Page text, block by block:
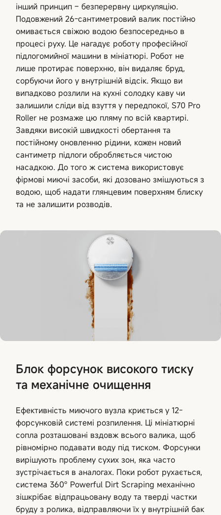
інший принцип – безперервну циркуляцію.
Подовжений 26-сантиметровий валик постійно
омивається свіжою водою безпосередньо в
процесі руху. Це нагадує роботу професійної
підлогомийної машини в мініатюрі. Робот не
лише протирає поверхню, він видаляє бруд,
сорбуючи його у внутрішній відсік. Якщо ви
випадково розлили на кухні солодку каву чи
залишили сліди від взуття у передпокої, S70 Pro
Roller не розмаже цю пляму по всій квартирі.
Завдяки високій швидкості обертання та
постійному оновленню рідини, кожен новий
сантиметр підлоги обробляється чистою
насадкою. До того ж система використовує
фірмові миючі засоби, які дозовано змішуються з
водою, щоб надати глянцевим поверхням блиску
та не залишити розводів.
Блок форсунок високого тиску
та механічне очищення
Ефективність миючого вузла криється у 12-
форсунковій системі розпилення. Ці мініатюрні
сопла розташовані вздовж всього валика, щоб
рівномірно подавати воду під тиском. Форсунки
вирішують проблему сухих зон, яка часто
зустрічається в аналогах. Поки робот рухається,
система 360° Powerful Dirt Scraping механічно
зішкрібає відпрацьовану воду та тверді частки
бруду з ролика, відправляючи їх у внутрішній бак